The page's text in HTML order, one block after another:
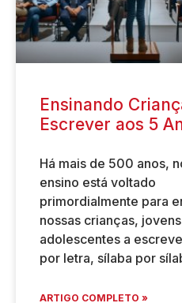
Ensinando
Escrever aos 5
Há mais de 500 anos,
ensino está voltado
primordialmente para
nossas crianças,
adolescentes a
por letra, sílaba por
ARTIGO COMPLETO »